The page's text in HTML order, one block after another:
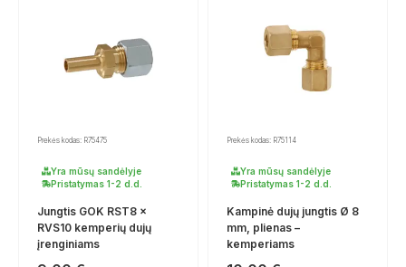
Prekės kodas: R75475
Yra mūsų sandėlyje
Pristatymas 1-2 d.d.
Jungtis GOK RST8 ×
RVS10 kemperių dujų
įrenginiams
Prekės kodas: R75114
Yra mūsų sandėlyje
Pristatymas 1-2 d.d.
Kampinė dujų jungtis Ø 8
mm, plienas –
kemperiams